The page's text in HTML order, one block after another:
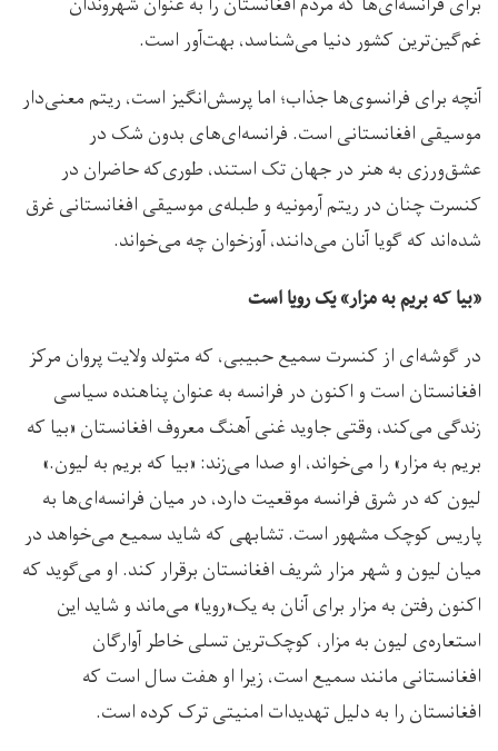
غم‌گین‌ترین کشور دنیا می‌شناسد، بهت‌آور است.
آنچه برای فرانسوی‌ها جذاب؛ اما پرسش‌انگیز است، ریتم معنی‌دار
موسیقی افغانستانی است. فرانسه‌ای‌های بدون شک در
عشق‌ورزی به هنر در جهان تک استند، طوری‌که حاضران در
کنسرت چنان در ریتم آرمونیه و طبله‌ی موسیقی افغانستانی غرق
شده‌اند که گویا آنان می‌دانند، آوزخوان چه می‌خواند.
«بیا که بریم به مزار»یک رویا است
در گوشه‌ای از کنسرت سمیع حبیبی، که متولد ولایت پروان مرکز
افغانستان است و اکنون در فرانسه به عنوان پناهنده سیاسی
زندگی می‌کند، وقتی جاوید غنی آهنگ معروف افغانستان «بیا که
بریم به مزار» را می‌خواند، او صدا می‌زند: «بیا که بریم به لیون.»
لیون که در شرق فرانسه موقعیت دارد، در میان فرانسه‌ای‌ها به
پاریس کوچک مشهور است. تشابهی که شاید سمیع می‌خواهد در
میان لیون و شهر مزار شریف افغانستان برقرار کند. او می‌گوید که
اکنون رفتن به مزار برای آنان به یک«رویا» می‌ماند و شاید این
استعاره‌ی لیون به مزار، کوچک‌ترین تسلی خاطر آوارگان
افغانستانی مانند سمیع است، زیرا او هفت سال است که
افغانستان را به دلیل تهدیدات امنیتی ترک کرده است.